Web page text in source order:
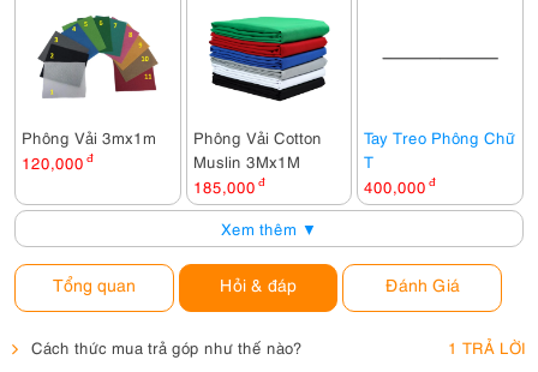
Phông Vải 3mx1m
120,000 đ
Phông Vải Cotton
Muslin 3Mx1M
185,000 đ
Tay Treo Phông Chữ
T
400,000 đ
Xem thêm ▼
Tổng quan Hỏi & đáp Đánh Giá
Cách thức mua trả góp như thế nào?
1 TRẢ LỜI